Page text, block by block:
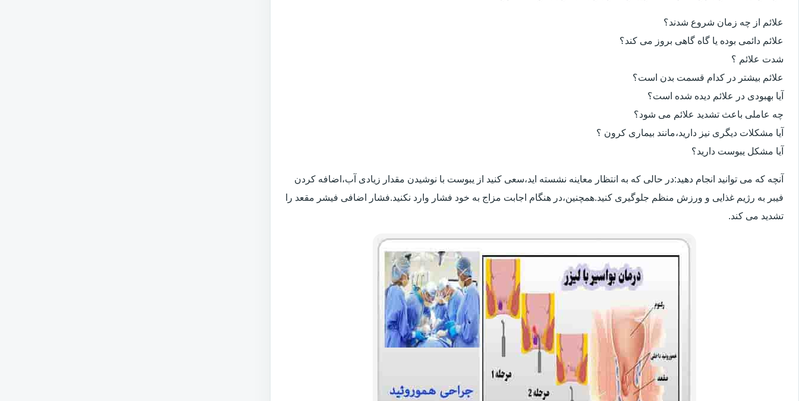
علائم از چه زمان شروع شدند؟
علائم دائمی بوده یا گاه گاهی بروز می کند؟
شدت علائم ؟
علائم بیشتر در کدام قسمت بدن است؟
آیا بهبودی در علائم دیده شده است؟
چه عاملی باعث تشدید علائم می شود؟
آیا مشکلات دیگری نیز دارید،مانند بیماری کرون ؟
آیا مشکل یبوست دارید؟
آنچه که می توانید انجام دهید:در حالی که به انتظار معاینه نشسته اید،سعی کنید از یبوست با نوشیدن مقدار زیادی آب،اضافه کردن
فیبر به رژیم غذایی و ورزش منظم جلوگیری کنید.همچنین،در هنگام اجابت مزاج به خود فشار وارد نکنید.فشار اضافی فیشر مقعد را
تشدید می کند.